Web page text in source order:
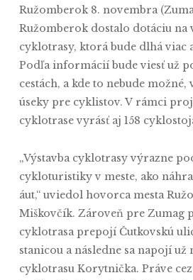
Ružomberok 8. novembra
Ružomberok dostalo dotáciu na
cyklotrasy, ktorá bude dlhá viac
Podľa informácií bude viesť už
cestách, a kde to nebude možné,
úseky pre cyklistov. V rámci
cyklotrase vyrásť aj 158
„Výstavba cyklotrasy výrazne
cykloturistiky v meste, ako
áut,“ uviedol hovorca mesta
Miškovčík. Zároveň pre Zumag
cyklotrasa prepojí Čutkovskú
stanicou a následne sa napojí už
cyklotrasu Korytnička. Práve